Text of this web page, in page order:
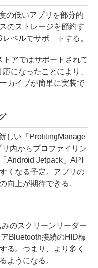
の低いアプリを部分的
のストレージを節約す
ベルでサポートする。
アではサポートされて
になったことにより、
カイブが簡単に実装で
しい「ProfilingManage
内からプロファイリン
Android Jetpack」API
くなる予定。アプリの
向上が期待できる。
のスクリーンリーダー
Bluetooth接続のHID標
る。つまり、より多く
ようになる。